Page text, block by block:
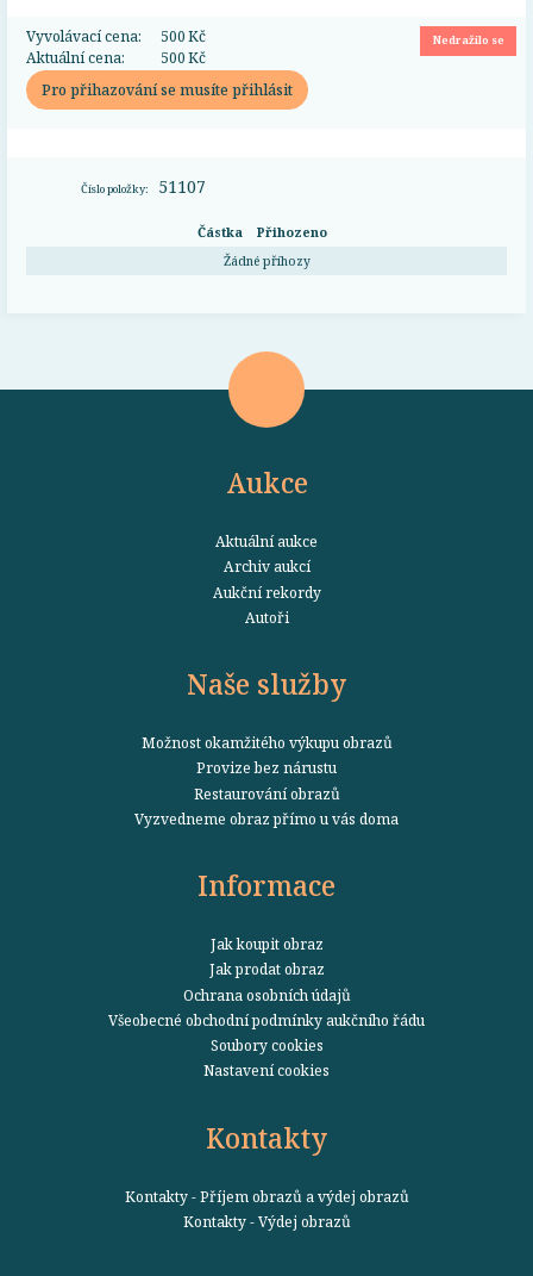
Vyvolávací cena:
500 Kč
Aktuální cena:
500 Kč
Nedražilo se
Pro přihazování se musíte přihlásit
Číslo položky: 51107
Částka
Přihozeno
Žádné příhozy
Aukce
Aktuální aukce
Archiv aukcí
Aukční rekordy
Autoři
Naše služby
Možnost okamžitého výkupu obrazů
Provize bez nárustu
Restaurování obrazů
Vyzvedneme obraz přímo u vás doma
Informace
Jak koupit obraz
Jak prodat obraz
Ochrana osobních údajů
Všeobecné obchodní podmínky aukčního řádu
Soubory cookies
Nastavení cookies
Kontakty
Kontakty - Příjem obrazů a výdej obrazů
Kontakty - Výdej obrazů